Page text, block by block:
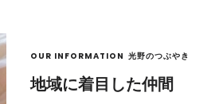
OUR INFORMATION 光野のつぶやき
地域に着目した仲間